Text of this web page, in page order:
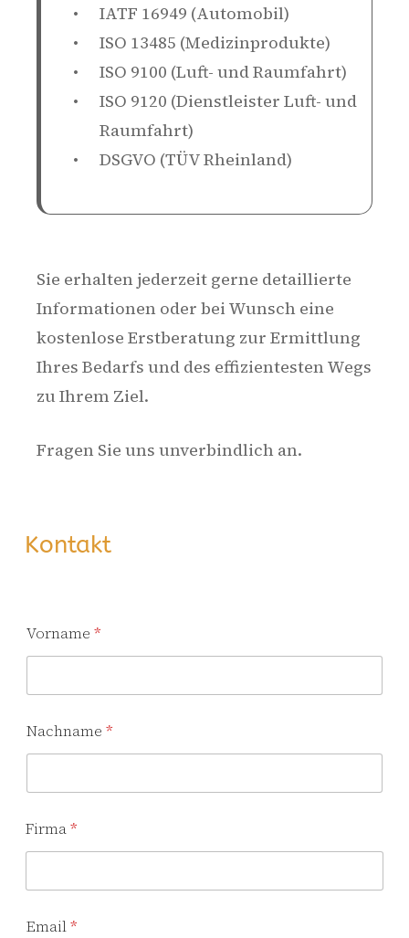
IATF 16949 (Automobil)
ISO 13485 (Medizinprodukte)
ISO 9100 (Luft- und Raumfahrt)
ISO 9120 (Dienstleister Luft- und
Raumfahrt)
DSGVO (TÜV Rheinland)
Sie erhalten jederzeit gerne detaillierte
Informationen oder bei Wunsch eine
kostenlose Erstberatung zur Ermittlung
Ihres Bedarfs und des effizientesten Wegs
zu Ihrem Ziel.
Fragen Sie uns unverbindlich an.
Kontakt
Vorname *
Nachname *
Firma*
Email*